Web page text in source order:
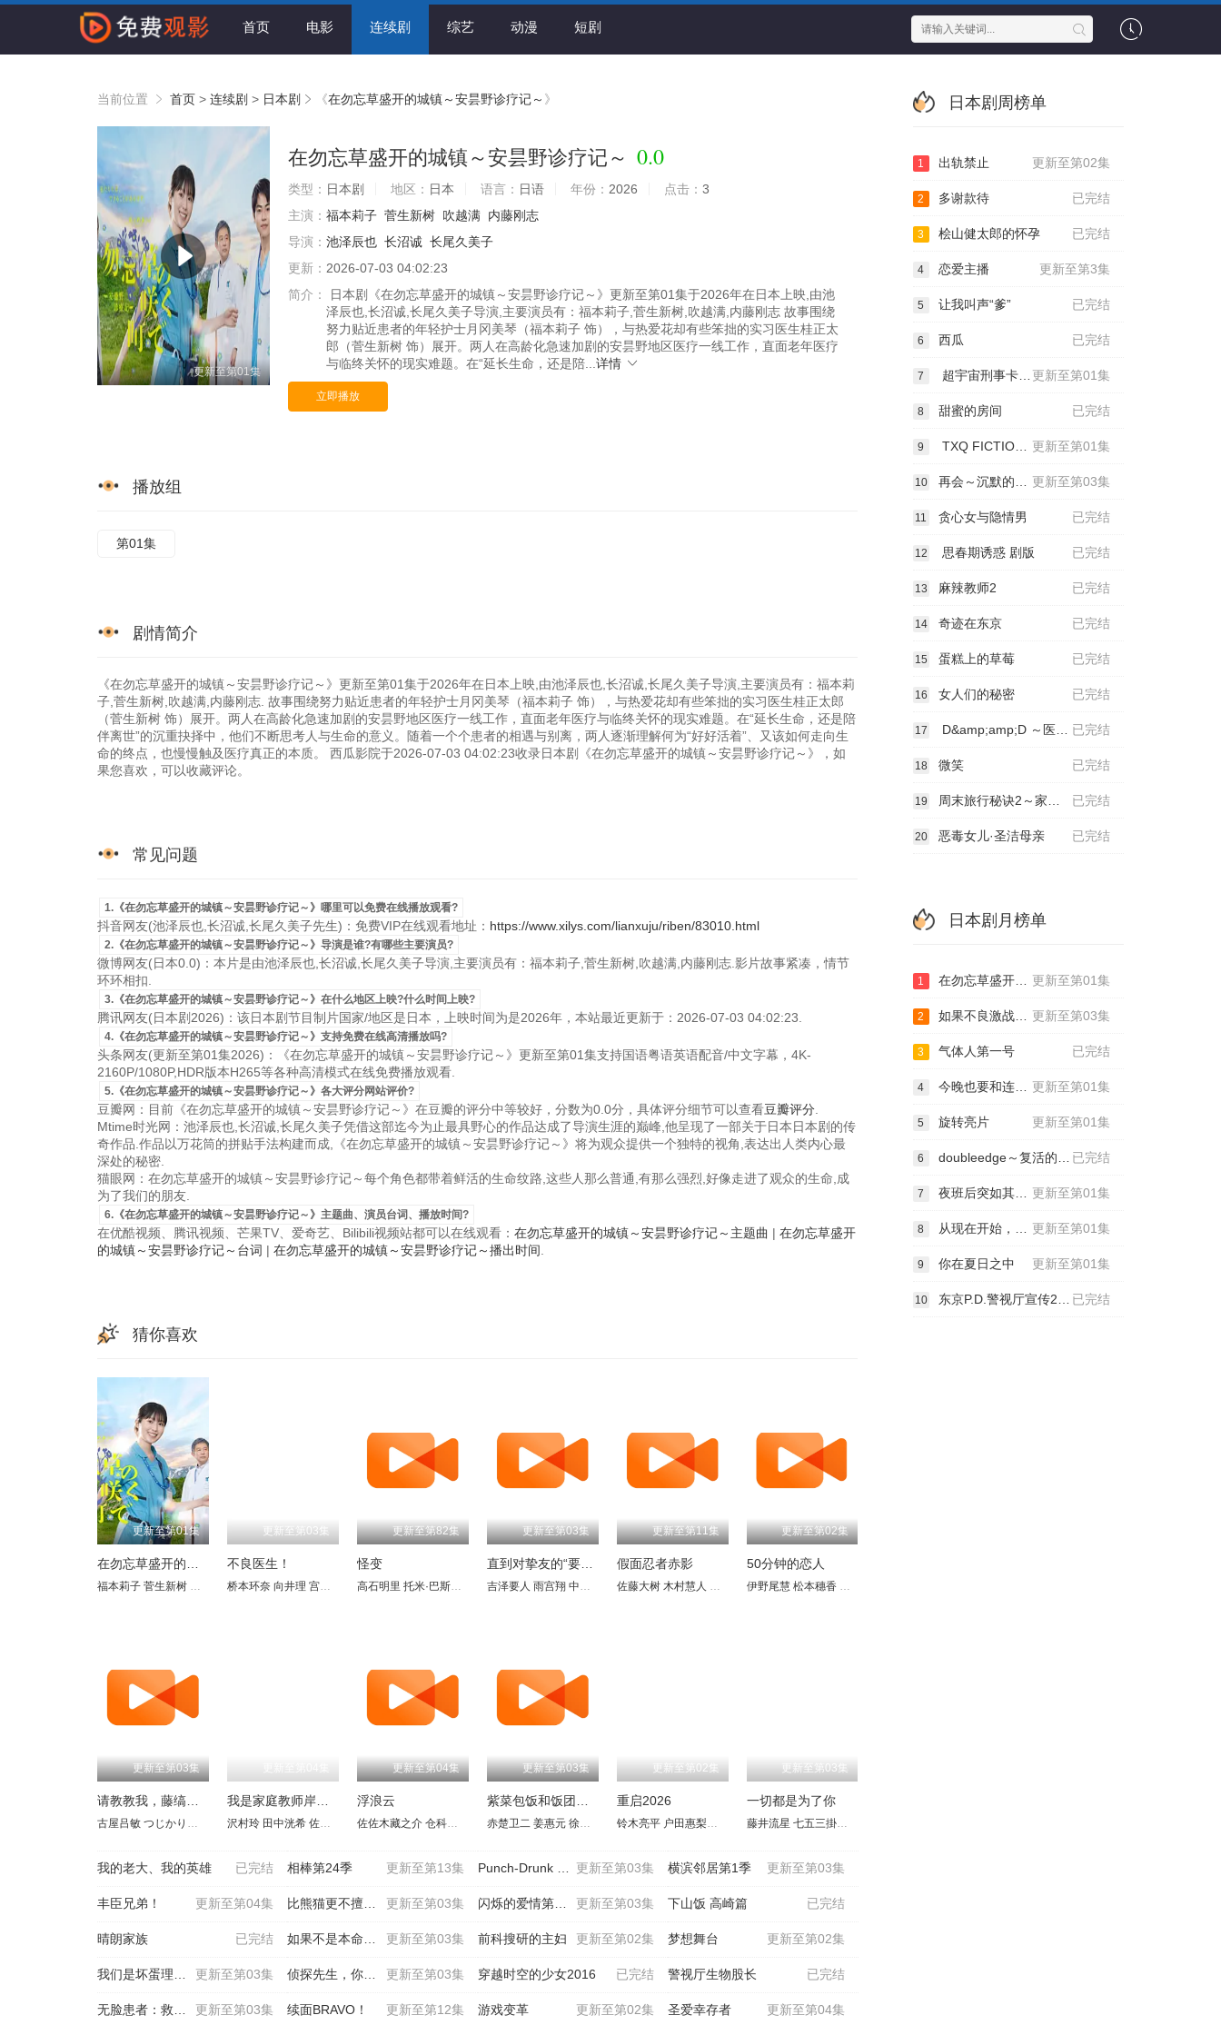
首页 电影 连续剧 综艺 动漫 短剧
当前位置 首页 > 连续剧 > 日本剧 《在勿忘草盛开的城镇～安昙野诊疗记～ 》
更新至第01集
在勿忘草盛开的城镇～安昙野诊疗记～ 0.0
类型： 日本剧 地区： 日本 语言： 日语 年份： 2026 点击： 3
主演： 福本莉子 菅生新树 吹越满 内藤刚志
导演： 池泽辰也 长沼诚 长尾久美子
更新： 2026-07-03 04:02:23
简介：
日本剧《在勿忘草盛开的城镇～安昙野诊疗记～》更新至第01集于2026年在日本上映,由池
泽辰也,长沼诚,长尾久美子导演,主要演员有：福本莉子,菅生新树,吹越满,内藤刚志 故事围绕
努力贴近患者的年轻护士月冈美琴（福本莉子 饰），与热爱花却有些笨拙的实习医生桂正太
郎（菅生新树 饰）展开。两人在高龄化急速加剧的安昙野地区医疗一线工作，直面老年医疗
与临终关怀的现实难题。在“延长生命，还是陪... 详情
立即播放
播放组
第01集
剧情简介
《在勿忘草盛开的城镇～安昙野诊疗记～》更新至第01集于2026年在日本上映,由池泽辰也,长沼诚,长尾久美子导演,主要演员有：福本莉
子,菅生新树,吹越满,内藤刚志. 故事围绕努力贴近患者的年轻护士月冈美琴（福本莉子 饰），与热爱花却有些笨拙的实习医生桂正太郎
（菅生新树 饰）展开。两人在高龄化急速加剧的安昙野地区医疗一线工作，直面老年医疗与临终关怀的现实难题。在“延长生命，还是陪
伴离世”的沉重抉择中，他们不断思考人与生命的意义。随着一个个患者的相遇与别离，两人逐渐理解何为“好好活着”、又该如何走向生
命的终点，也慢慢触及医疗真正的本质。 西瓜影院于2026-07-03 04:02:23收录日本剧《在勿忘草盛开的城镇～安昙野诊疗记～》，如
果您喜欢，可以收藏评论。
常见问题
1.《在勿忘草盛开的城镇～安昙野诊疗记～》哪里可以免费在线播放观看?
抖音网友(池泽辰也,长沼诚,长尾久美子先生)：免费VIP在线观看地址： https://www.xilys.com/lianxuju/riben/83010.html
2.《在勿忘草盛开的城镇～安昙野诊疗记～》导演是谁?有哪些主要演员?
微博网友(日本0.0)：本片是由池泽辰也,长沼诚,长尾久美子导演,主要演员有：福本莉子,菅生新树,吹越满,内藤刚志.影片故事紧凑，情节
环环相扣.
3.《在勿忘草盛开的城镇～安昙野诊疗记～》在什么地区上映?什么时间上映?
腾讯网友(日本剧2026)：该日本剧节目制片国家/地区是日本，上映时间为是2026年，本站最近更新于：2026-07-03 04:02:23.
4.《在勿忘草盛开的城镇～安昙野诊疗记～》支持免费在线高清播放吗?
头条网友(更新至第01集2026)：《在勿忘草盛开的城镇～安昙野诊疗记～》更新至第01集支持国语粤语英语配音/中文字幕，4K-
2160P/1080P,HDR版本H265等各种高清模式在线免费播放观看.
5.《在勿忘草盛开的城镇～安昙野诊疗记～》各大评分网站评价?
豆瓣网：目前《在勿忘草盛开的城镇～安昙野诊疗记～》在豆瓣的评分中等较好，分数为0.0分，具体评分细节可以查看豆瓣评分
Mtime时光网：池泽辰也,长沼诚,长尾久美子凭借这部迄今为止最具野心的作品达成了导演生涯的巅峰,他呈现了一部关于日本日本剧的传
奇作品.作品以万花筒的拼贴手法构建而成,《在勿忘草盛开的城镇～安昙野诊疗记～》将为观众提供一个独特的视角,表达出人类内心最
深处的秘密.
猫眼网：在勿忘草盛开的城镇～安昙野诊疗记～每个角色都带着鲜活的生命纹路,这些人那么普通,有那么强烈,好像走进了观众的生命,成
为了我们的朋友.
6.《在勿忘草盛开的城镇～安昙野诊疗记～》主题曲、演员台词、播放时间?
在优酷视频、腾讯视频、芒果TV、爱奇艺、Bilibili视频站都可以在线观看： 在勿忘草盛开的城镇～安昙野诊疗记～主题曲 | 在勿忘草盛开
的城镇～安昙野诊疗记～台词 | 在勿忘草盛开的城镇～安昙野诊疗记～播出时间
猜你喜欢
更新至第01集
在勿忘草盛开的城镇～安昙野诊疗记～
福本莉子 菅生新树 吹越满 内藤刚志
更新至第03集
不良医生！
桥本环奈 向井理 宫世琉弥 Ryubi MiyaseI 吉田钢太郎 音尾琢真 许丰凡 内田理央 大谷亮平 大塚宁宁
更新至第82集
怪变
高石明里 托米·巴斯托 冈部敬史 池胁千鹤 小日向文世 宽一郎 圆井湾 佐藤穗奈美 佐野史郎 福地美晴
更新至第03集
直到对挚友的“要不要同居”说出“好”
吉泽要人 雨宫翔 中山翔贵 平木幹太 小方蒼介 真濑树里 古屋吕敏 柳原晴郎
更新至第11集
假面忍者赤影
佐藤大树 木村慧人 加藤谅 忍成修吾 柄本时生 田崎敬浩
更新至第02集
50分钟的恋人
伊野尾慧 松本穗香 味方良介
更新至第03集
古屋吕敏 つじかりん 岛津见
我是家庭教师岸骑士
沢村玲 田中洸希 佐藤江梨子 宫泽佑 井上想良 八神庆仁郎 樱木雅哉 長田拓郎 嵐翔真
更新至第04集
浮浪云
佐佐木藏之介 仓科加奈 尾形一成 川原瑛都 渡部豪太 中越典子 六平直政 佐户井贤太 前野朋哉 入山法子
更新至第03集
赤楚卫二 姜惠元 徐睿知 方银姬 游井亮子 中岛博子 三浦诚己 渡边真起子
更新至第02集
重启2026
铃木亮平 户田惠梨香 永濑廉 莳田彩珠 中川大辅
更新至第03集
一切都是为了你
藤井流星 七五三掛龙也
已完结
我的老大、我的英雄 更新至第13集
相棒第24季 更新至第03集
Punch-Drunk Woman-离越狱还有××天- 更新至第03集
横滨邻居第1季
更新至第04集
丰臣兄弟！ 更新至第03集
比熊猫更不擅长恋爱的我们 更新至第03集
闪烁的爱情第二季 已完结
下山饭 高崎篇
已完结
晴朗家族 更新至第03集
如果不是本命就好了 更新至第02集
前科搜研的主妇 更新至第02集
梦想舞台
更新至第03集
我们是坏蛋理发师 更新至第03集
侦探先生，你的背包开着呢 已完结
穿越时空的少女2016 已完结
警视厅生物股长
更新至第03集
无脸患者：救赎或是审判 更新至第12集
续面BRAVO！ 更新至第02集
游戏变革 更新至第04集
圣爱幸存者
日本剧周榜单
更新至第02集
1 出轨禁止
已完结
2 多谢款待
已完结
3 桧山健太郎的怀孕
更新至第3集
4 恋爱主播
已完结
5 让我叫声“爹”
已完结
6 西瓜
更新至第01集
7 超宇宙刑事卡邦 无限
已完结
8 甜蜜的房间
更新至第01集
9 TXQ FICTION 神木隆之介
更新至第03集
10 再会～沉默的真相～
已完结
11 贪心女与隐情男
已完结
12 思春期诱惑 剧版
已完结
13 麻辣教师2
已完结
14 奇迹在东京
已完结
15 蛋糕上的草莓
已完结
16 女人们的秘密
已完结
17 D&amp;amp;D ～医生与刑警的搜查线～
已完结
18 微笑
已完结
19 周末旅行秘诀2～家人既在身边又在远方～
已完结
20 恶毒女儿·圣洁母亲
日本剧月榜单
更新至第01集
1 在勿忘草盛开的城镇～安昙野诊疗记～
更新至第03集
2 如果不良激战区的四天王转生成了偶像团体？
已完结
3 气体人第一号
更新至第01集
4 今晚也要和连环杀手约会
更新至第01集
5 旋转亮片
已完结
6 doubleedge～复活的男人
更新至第01集
7 夜班后突如其来的吻
更新至第01集
8 从现在开始，不做朋友了吧。
更新至第01集
9 你在夏日之中
已完结
10 东京P.D.警视厅宣传2系第二季